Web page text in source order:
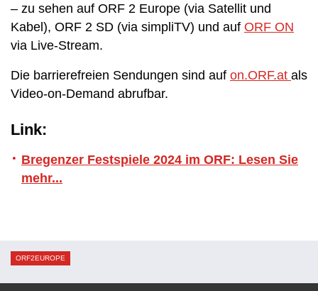
– zu sehen auf ORF 2 Europe (via Satellit und
Kabel), ORF 2 SD (via simpliTV) und auf ORF ON
via Live-Stream.
Die barrierefreien Sendungen sind auf on.ORF.at als
Video-on-Demand abrufbar.
Link:
Bregenzer Festspiele 2024 im ORF: Lesen Sie
mehr...
ORF2EUROPE